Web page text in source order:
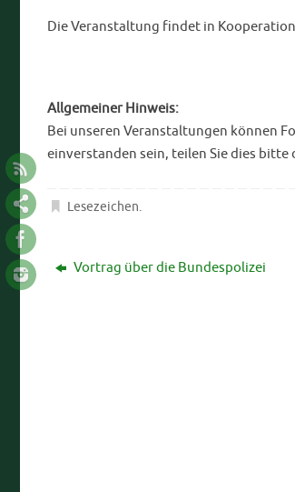
Die Veranstaltung findet in
Allgemeiner Hinweis:
Bei unseren Veranstaltungen können
einverstanden sein, teilen Sie dies bitte
Lesezeichen.
Vortrag über die Bundespolizei